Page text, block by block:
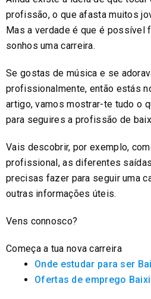
profissão, o que afasta muitos
Mas a verdade é que é possível
sonhos uma carreira.
Se gostas de música e se
profissionalmente, então estás
artigo, vamos mostrar-te tudo o
para seguires a profissão de
Vais descobrir, por exemplo,
profissional, as diferentes
precisas fazer para seguir uma
outras informações úteis.
Vens connosco?
Começa a tua nova carreira
Onde estudar para ser
Ofertas de emprego